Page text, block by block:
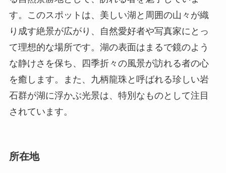
石群が湖に浮かぶ光景は、特別なものとして注目
されています。
所在地
九柄龍珠湖風景区は、安徽省池州市貴池区の南に
かな自然環境と清澄な湖が広がるエリアです。池